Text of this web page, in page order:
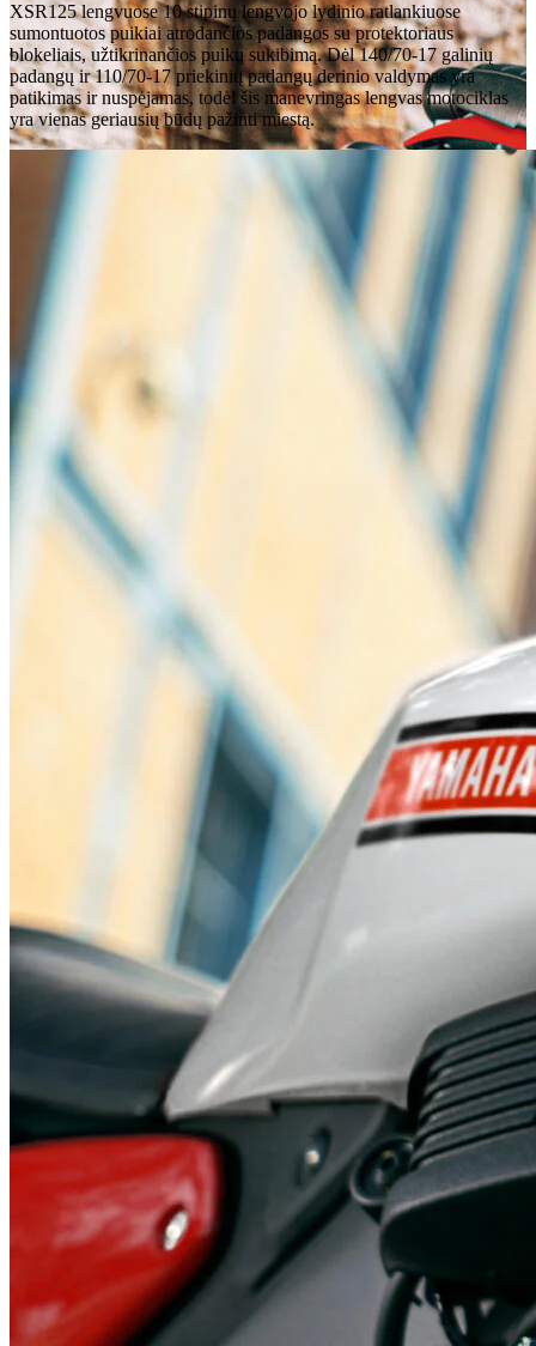
XSR125 lengvuose 10 stipinų lengvojo lydinio ratlankiuose
sumontuotos puikiai atrodančios padangos su protektoriaus
blokeliais, užtikrinančios puikų sukibimą. Dėl 140/70-17 galinių
padangų ir 110/70-17 priekinių padangų derinio valdymas yra
patikimas ir nuspėjamas, todėl šis manevringas lengvas motociklas
yra vienas geriausių būdų pažinti miestą.